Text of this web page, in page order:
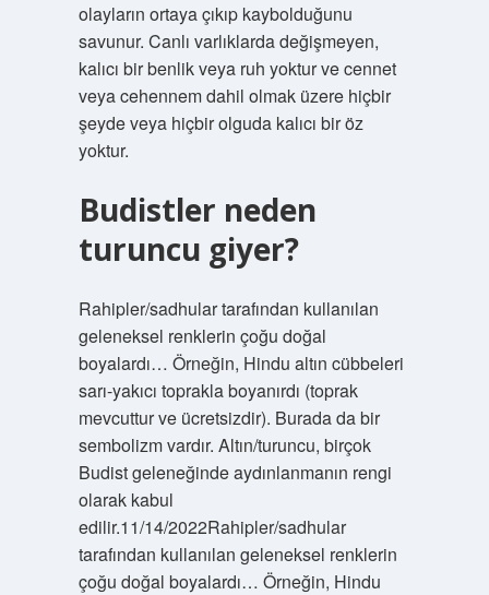
olayların ortaya çıkıp kaybolduğunu
savunur. Canlı varlıklarda değişmeyen,
kalıcı bir benlik veya ruh yoktur ve cennet
veya cehennem dahil olmak üzere hiçbir
şeyde veya hiçbir olguda kalıcı bir öz
yoktur.
Budistler neden
turuncu giyer?
Rahipler/sadhular tarafından kullanılan
geleneksel renklerin çoğu doğal
boyalardı… Örneğin, Hindu altın cübbeleri
sarı-yakıcı toprakla boyanırdı (toprak
mevcuttur ve ücretsizdir). Burada da bir
sembolizm vardır. Altın/turuncu, birçok
Budist geleneğinde aydınlanmanın rengi
olarak kabul
edilir.11/14/2022Rahipler/sadhular
tarafından kullanılan geleneksel renklerin
çoğu doğal boyalardı… Örneğin, Hindu